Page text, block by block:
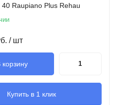
40 Raupiano Plus Rehau
/ шт
корзину
Купить в 1 клик